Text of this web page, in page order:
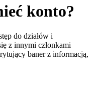
konto?
do działów i
z innymi członkami
baner z informacją,